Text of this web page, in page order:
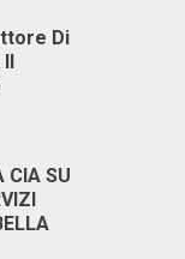
Di
Il
CIA SU